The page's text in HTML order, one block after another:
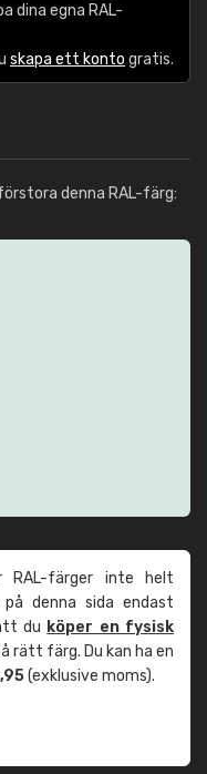
dina egna RAL-
skapa ett konto gratis.
denna RAL-färg:
RAL-färger inte helt
denna sida endast
du köper en fysisk
rätt färg. Du kan ha en
(exklusive moms).